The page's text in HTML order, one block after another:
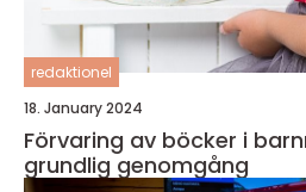
redaktionel
18. January 2024
Förvaring av böcker i
grundlig genomgång